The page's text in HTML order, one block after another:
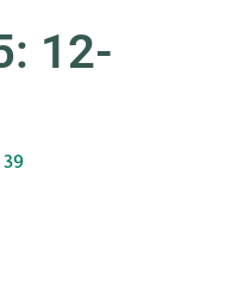
12-
39